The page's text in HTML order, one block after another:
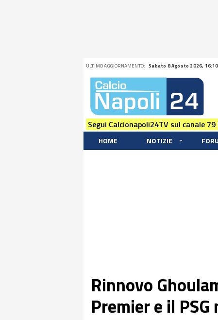
ULTIMO AGGIORNAMENTO: Sabato 8 Agosto 2026, 16:10
Segui Calcionapoli24TV sul canale
HOME NOTIZIE
Rinnovo
Premier e il